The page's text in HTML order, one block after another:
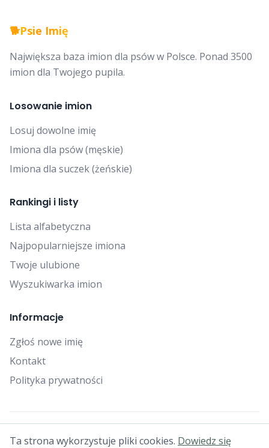
🐕Psie Imię
Największa baza imion dla psów w Polsce. Ponad 3500
imion dla Twojego pupila.
Losowanie imion
Losuj dowolne imię
Imiona dla psów (męskie)
Imiona dla suczek (żeńskie)
Rankingi i listy
Lista alfabetyczna
Najpopularniejsze imiona
Twoje ulubione
Wyszukiwarka imion
Informacje
Zgłoś nowe imię
Kontakt
Polityka prywatności
© 2025 Falcon Bytes. Wszelkie prawa zastrzeżone.
Ta strona wykorzystuje pliki cookies. Dowiedz się